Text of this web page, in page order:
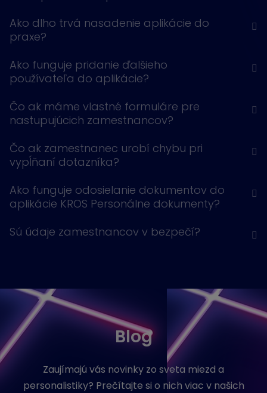
Ako dlho trvá nasadenie aplikácie do
praxe?
Ako funguje pridanie ďalšieho
používateľa do aplikácie?
Čo ak máme vlastné formuláre pre
nastupujúcich zamestnancov?
Čo ak zamestnanec urobí chybu pri
vypĺňaní dotazníka?
Ako funguje odosielanie dokumentov do
aplikácie KROS Personálne dokumenty?
Sú údaje zamestnancov v bezpečí?
Blog
Zaujímajú vás novinky zo sveta miezd a
personalistiky? Prečítajte si o nich viac v našich